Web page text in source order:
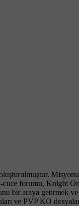
cuce forumu, Knight
araya getirmek ve
ve PVP KO